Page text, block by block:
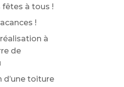
fêtes à tous !
!
à
de
d’une toiture